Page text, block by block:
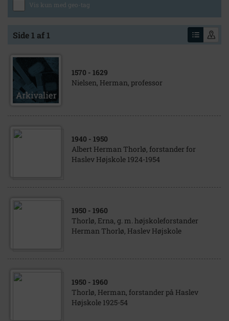
Vis kun med geo-tag
Side 1 af 1
1570 - 1629
Nielsen, Herman, professor
1940 - 1950
Albert Herman Thorlø, forstander for
Haslev Højskole 1924-1954
1950 - 1960
Thorlø, Erna, g. m. højskoleforstander
Herman Thorlø, Haslev Højskole
1950 - 1960
Thorlø, Herman, forstander på Haslev
Højskole 1925-54